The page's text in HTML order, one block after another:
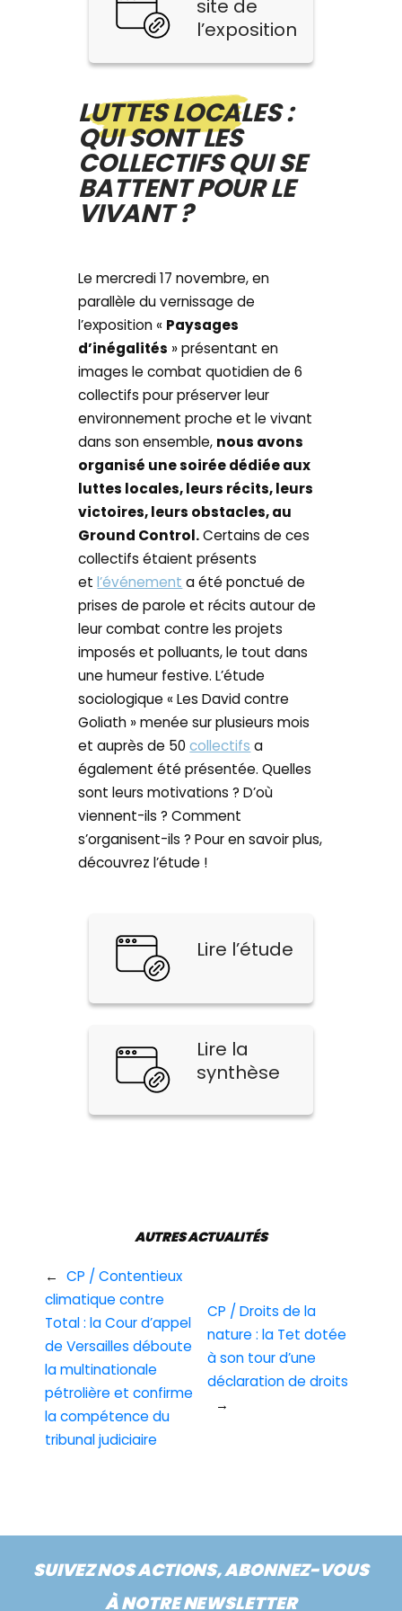
site de
l’exposition
LUTTES LOCALES :
QUI SONT LES
COLLECTIFS QUI SE
BATTENT POUR LE
VIVANT ?
Le mercredi 17 novembre, en
parallèle du vernissage de
l’exposition « Paysages
d’inégalités » présentant en
images le combat quotidien de 6
collectifs pour préserver leur
environnement proche et le vivant
dans son ensemble, nous avons
organisé une soirée dédiée aux
luttes locales, leurs récits, leurs
victoires, leurs obstacles, au
Ground Control.Certains de ces
collectifs étaient présents
etl’événement a été ponctué de
prises de parole et récits autour de
leur combat contre les projets
imposés et polluants, le tout dans
une humeur festive. L’étude
sociologique « Les David contre
Goliath » menée sur plusieurs mois
et auprès de 50collectifs a
également été présentée. Quelles
sont leurs motivations ? D’où
viennent-ils ? Comment
s’organisent-ils ? Pour en savoir plus,
découvrez l’étude !
Lire l’étude
Lire la
synthèse
← CP / Contentieux
climatique contre
Total : la Cour d’appel
de Versailles déboute
la multinationale
pétrolière et confirme
la compétence du
tribunal judiciaire
AUTRES ACTUALITÉS
CP / Droits de la
nature : la Tet dotée
à son tour d’une
déclaration de droits
→
SUIVEZ NOS ACTIONS, ABONNEZ-VOUS
À NOTRE NEWSLETTER